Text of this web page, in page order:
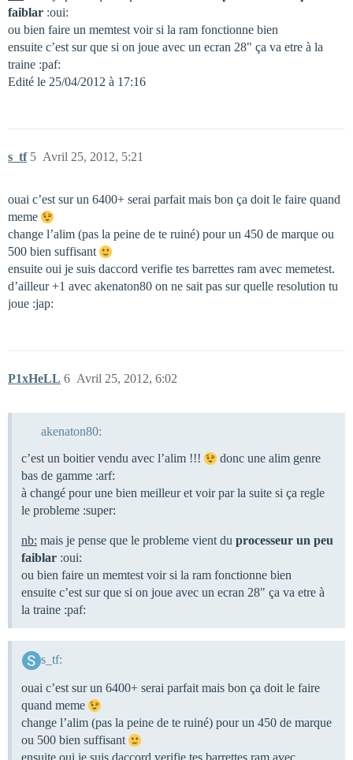
faiblar :oui:
ou bien faire un memtest voir si la ram fonctionne bien
ensuite c’est sur que si on joue avec un ecran 28" ça va etre à la
traine :paf:
Edité le 25/04/2012 à 17:16
s_tf Avril 25, 2012, 5:21
5
ouai c’est sur un 6400+ serai parfait mais bon ça doit le faire quand
meme
change l’alim (pas la peine de te ruiné) pour un 450 de marque ou
500 bien suffisant
ensuite oui je suis daccord verifie tes barrettes ram avec memetest.
d’ailleur +1 avec akenaton80 on ne sait pas sur quelle resolution tu
joue :jap:
P1xHeLL Avril 25, 2012, 6:02
6
akenaton80:
c’est un boitier vendu avec l’alim !!!
donc une alim genre
bas de gamme :arf:
à changé pour une bien meilleur et voir par la suite si ça regle
le probleme :super:
nb: mais je pense que le probleme vient du processeur un peu
faiblar :oui:
ou bien faire un memtest voir si la ram fonctionne bien
ensuite c’est sur que si on joue avec un ecran 28" ça va etre à
la traine :paf:
s_tf:
ouai c’est sur un 6400+ serai parfait mais bon ça doit le faire
quand meme
change l’alim (pas la peine de te ruiné) pour un 450 de marque
ou 500 bien suffisant
ensuite oui je suis daccord verifie tes barrettes ram avec